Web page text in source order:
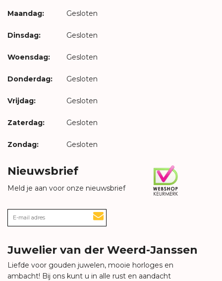
Maandag: Gesloten
Dinsdag: Gesloten
Woensdag: Gesloten
Donderdag: Gesloten
Vrijdag: Gesloten
Zaterdag: Gesloten
Zondag: Gesloten
Nieuwsbrief
Meld je aan voor onze nieuwsbrief
Juwelier van der Weerd-Janssen
Liefde voor gouden juwelen, mooie horloges en
ambacht! Bij ons kunt u in alle rust en aandacht